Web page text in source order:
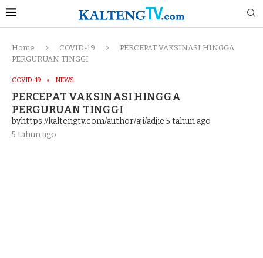
Home COVID-19
PERCEPAT VAKSINASI HINGGA
PERGURUAN TINGGI
COVID-19 NEWS
PERCEPAT VAKSINASI HINGGA
PERGURUAN TINGGI
byhttps://kaltengtv.com/author/aji/adjie 5 tahun ago
5 tahun ago